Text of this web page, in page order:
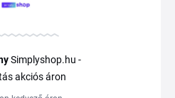
Simplyshop.hu -
akciós áron